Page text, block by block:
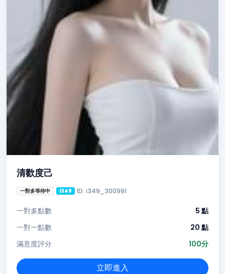
清歡度己
一對多等待中 i349 ID: i349_300991
一對多點數
5 點
一對一點數
20 點
滿意度評分
100分
立即進入